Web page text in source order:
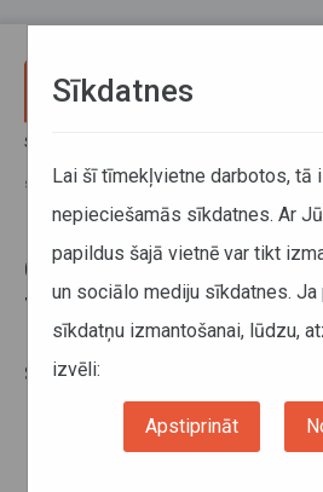
Sākums
skaits vienā sabiedriskajā transportlīdzeklī
Covid-19 izplatības
tiek ierobežots
pasažieru skaits
sabiedriskajā
Sīkdatnes
Lai šī tīmekļvietne darbotos, tā
nepieciešamās sīkdatnes. Ar
papildus šajā vietnē var tikt
un sociālo mediju sīkdatnes.
sīkdatņu izmantošanai, lūdzu,
izvēli:
Apstiprināt